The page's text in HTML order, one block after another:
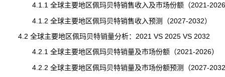
4.1.1 全球主要地区佩玛贝特销售收入及市场份额（2021-
4.1.2 全球主要地区佩玛贝特销售收入预测（2027-2032）
4.2 全球主要地区佩玛贝特销量分析：2021 VS 2025 VS 2032
4.2.1 全球主要地区佩玛贝特销量及市场份额（2021-2026）
4.2.2 全球主要地区佩玛贝特销量及市场份额预测（2027-